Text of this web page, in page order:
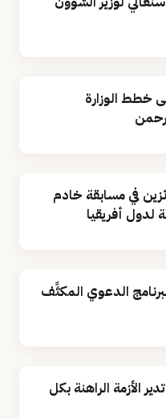
خطط الوزارة
في مسابقة خادم
لدول أفريقيا
الدعوي المكثًف
الأزمة الراهنة بكل